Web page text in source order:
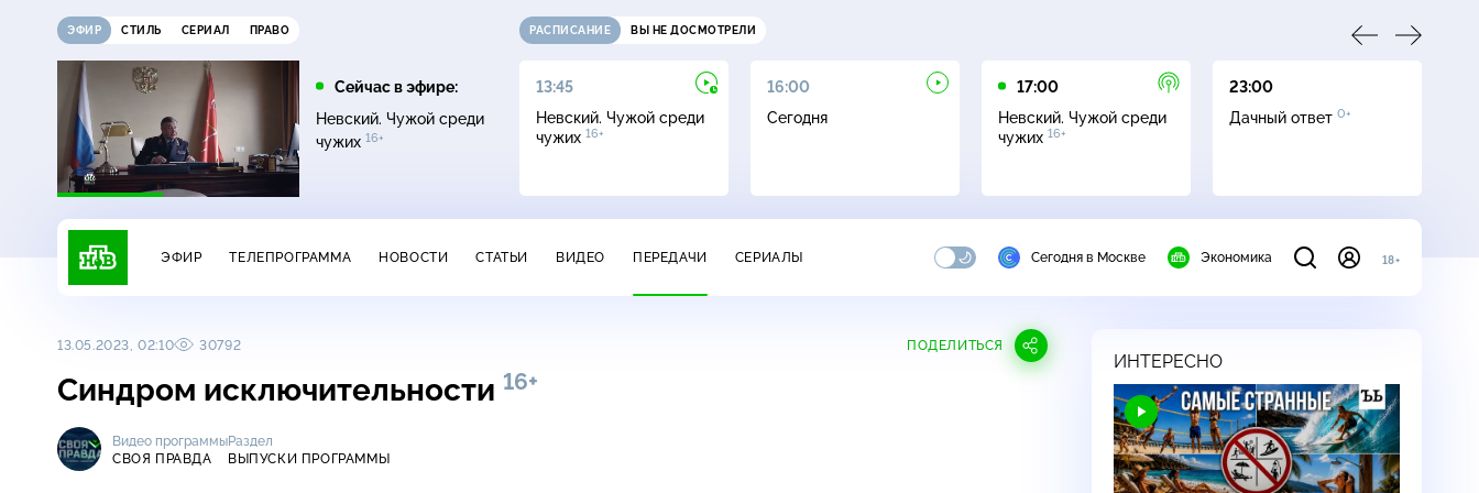
ЭФИР СТИЛЬ СЕРИАЛ ПРАВО
Сейчас в эфире:
Невский. Чужой среди
чужих 16+
РАСПИСАНИЕ ВЫ НЕ ДОСМОТРЕЛИ
12:00
Жди меня
13:00
Сегодня
13:45
Невский. Чужой среди
чужих 16+
16:00
Сегодня
17:00
Невский. Чужой среди
чужих 16+
23:00
Дачный ответ 0+
ЭФИР ТЕЛЕПРОГРАММА НОВОСТИ СТАТЬИ ВИДЕО ПЕРЕДАЧИ СЕРИАЛЫ Сегодня в Москве Экономика 18+
13.05.2023, 02:10 30792 ПОДЕЛИТЬСЯ
Синдром исключительности 16+
Видео программы
СВОЯ ПРАВДА
Раздел
ВЫПУСКИ ПРОГРАММЫ
ИНТЕРЕСНО